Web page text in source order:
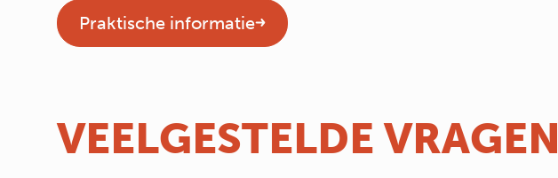
Praktische informatie
VEELGESTELDE VRAGEN